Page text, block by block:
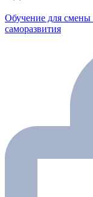
Обучение для смены
саморазвития